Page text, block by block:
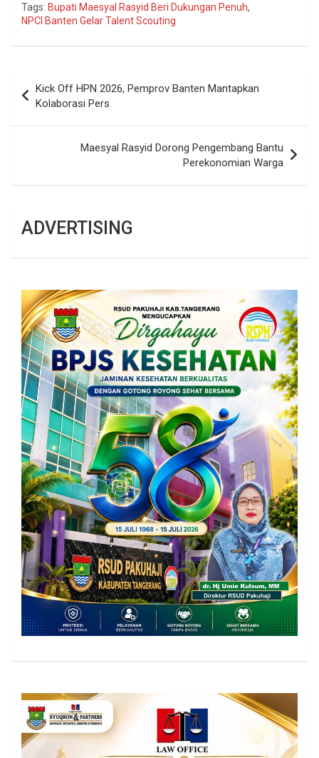
Tags: Bupati Maesyal Rasyid Beri Dukungan Penuh,
NPCI Banten Gelar Talent Scouting
pos
Kick Off HPN 2026, Pemprov Banten Mantapkan
Kolaborasi Pers
Maesyal Rasyid Dorong Pengembang Bantu
Perekonomian Warga
ADVERTISING